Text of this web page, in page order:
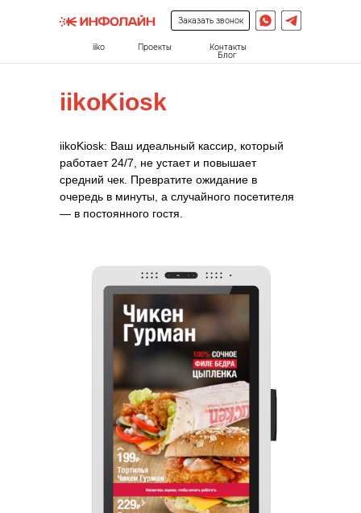
iiko Проекты Контакты
Заказать звонок
Блог
iikoKiosk
iikoKiosk: Ваш идеальный кассир, который
работает 24/7, не устает и повышает
средний чек. Превратите ожидание в
очередь в минуты, а случайного посетителя
— в постоянного гостя.